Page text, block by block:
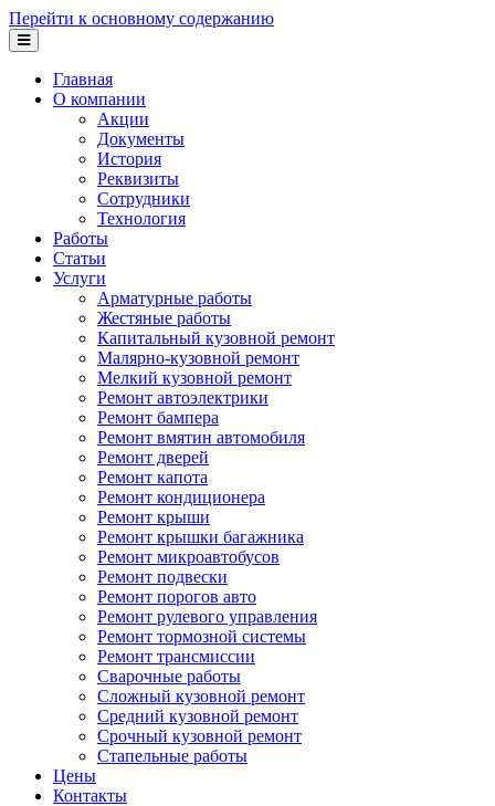
Перейти к основному содержанию
Главная
О компании
Акции
Документы
История
Реквизиты
Сотрудники
Технология
Работы
Статьи
Услуги
Арматурные работы
Жестяные работы
Капитальный кузовной ремонт
Малярно-кузовной ремонт
Мелкий кузовной ремонт
Ремонт автоэлектрики
Ремонт бампера
Ремонт вмятин автомобиля
Ремонт дверей
Ремонт капота
Ремонт кондиционера
Ремонт крыши
Ремонт крышки багажника
Ремонт микроавтобусов
Ремонт подвески
Ремонт порогов авто
Ремонт рулевого управления
Ремонт тормозной системы
Ремонт трансмиссии
Сварочные работы
Сложный кузовной ремонт
Средний кузовной ремонт
Срочный кузовной ремонт
Стапельные работы
Цены
Контакты